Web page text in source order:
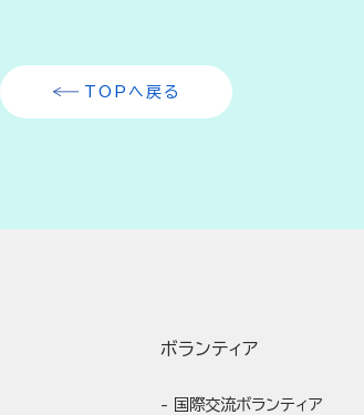
TOPへ戻る
ボランティア
国際交流ボランティア